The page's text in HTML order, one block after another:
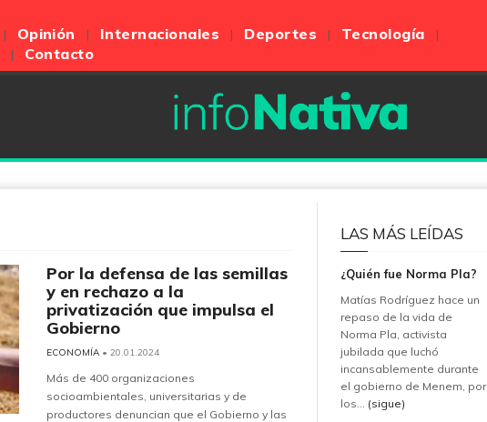
Opinión Internacionales Deportes
Tecnología
Contacto
Por la defensa de las semillas
y en rechazo a la
privatización que impulsa el
Gobierno
ECONOMÍA • 20.01.2024
Más de 400 organizaciones
socioambientales, universitarias y de
productores denuncian que el Gobierno y las
LAS MÁS LEÍDAS
¿Quién fue Norma Pla?
Matías Rodríguez hace un
repaso de la vida de
Norma Pla, activista
jubilada que luchó
incansablemente durante
el gobierno de Menem, por
los... (sigue)